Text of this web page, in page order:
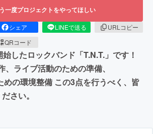
一度プロジェクトをやってほしい
シェア LINEで送る
URLコピー
QRコード
したロックバンド「T.N.T.」です！
ライブ活動のための準備、
の環境整備 この3点を行うべく、皆
さい。